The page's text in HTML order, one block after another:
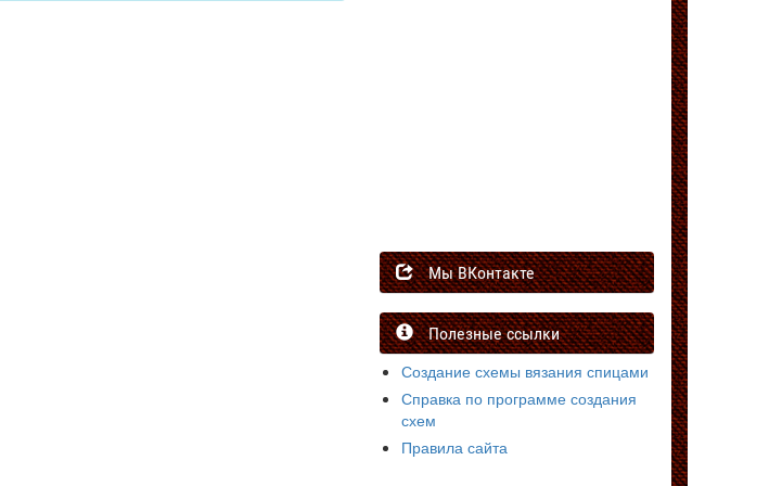
Мы ВКонтакте
Полезные ссылки
Создание схемы вязания спицами
Справка по программе создания
схем
Правила сайта